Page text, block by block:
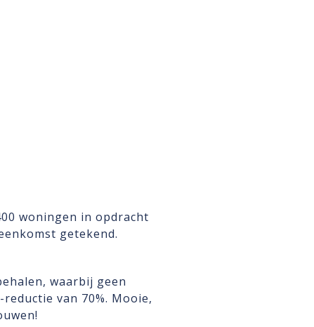
woningen in opdracht
getekend.
waarbij geen
van 70%. Mooie,